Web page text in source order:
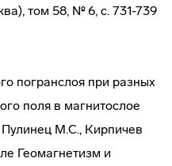
том 58, № 6, с. 731-739
погранслоя при разных
поля в магнитослое
М.С., Кирпичев
Геомагнетизм и